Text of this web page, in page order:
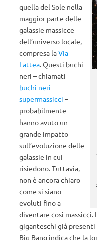
quella del Sole nella
maggior parte delle
galassie massicce
dell’universo locale,
compresa laVia
Lattea. Questi buchi
neri – chiamati
buchi neri
supermassicci –
probabilmente
hanno avuto un
grande impatto
sull’evoluzione delle
galassie in cui
risiedono. Tuttavia,
non è ancora chiaro
come si siano
evoluti fino a
diventare così massicci.
giganteschi già
Big Bang indica che la